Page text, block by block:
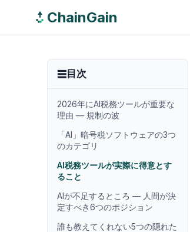
ChainGain
目次
2026年にAI税務ツールが重要な
理由 — 規制の波
「AI」暗号税ソフトウェアの3つ
のカテゴリ
AI税務ツールが実際に得意とす
ること
AIが不足するところ — 人間が決
定すべき6つのポジション
誰も教えてくれない5つの隠れた